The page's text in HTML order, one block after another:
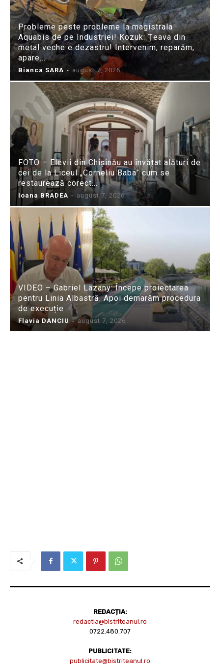
Probleme peste probleme la magistrala
Aquabis de pe Industriei! Kozuk: Țeava din
metal veche e dezastru! Intervenim, reparăm,
apare...
Bianca SARA - august 7, 2026
FOTO – Elevii din Chișinău au învățat alături de
cei de la Liceul „Corneliu Baba” cum se
restaurează corect...
Ioana BRADEA - august 7, 2026
VIDEO – Gabriel Lazany: Începe proiectarea
pentru Linia Albastră. Apoi demarăm procedura
de execuție
Flavia DANCIU - august 7, 2026
REDACȚIA:
redactia@bistriteanul.ro
0722.480.707
PUBLICITATE:
publicitate@bistriteanul.ro